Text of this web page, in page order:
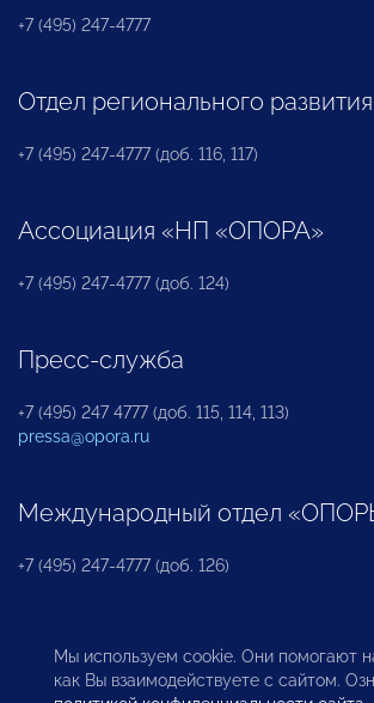
+7 (495) 247-4777
Отдел регионального развития
+7 (495) 247-4777 (доб. 116, 117)
Ассоциация «НП «ОПОРА»
+7 (495) 247-4777 (доб. 124)
Пресс-служба
+7 (495) 247 4777 (доб. 115, 114, 113)
pressa@opora.ru
Международный отдел
+7 (495) 247-4777 (доб. 126)
Бюро по защите прав
инвесторов
Мы используем cookie. Они помогают
как Вы взаимодействуете с сайтом.